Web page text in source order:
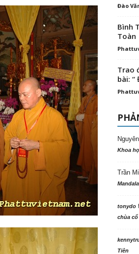
Đào
Bình
Toàn
Trao
bài: “
Khoa
Trần
tonydo
chùa
Tiên